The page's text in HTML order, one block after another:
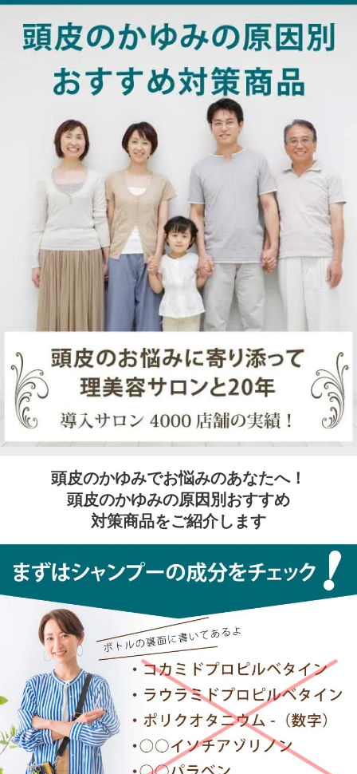
頭皮のかゆみでお悩みのあなたへ！
頭皮のかゆみの原因別おすすめ
対策商品をご紹介します